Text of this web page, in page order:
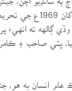
علي ڀٽي کي به
ڳالهه ته
ڀٽي صاحب ۽
انسان به هو،